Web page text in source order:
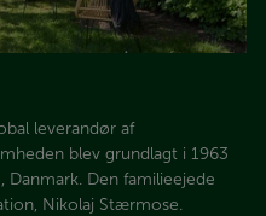
leverandør af
blev grundlagt i 1963
Den familieejede
Nikolaj Stærmose.